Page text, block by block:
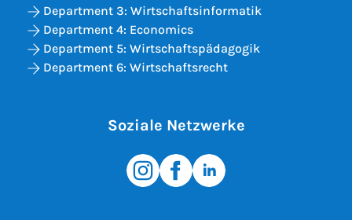
Department 3: Wirtschaftsinformatik
Department 4: Economics
Department 5: Wirtschaftspädagogik
Department 6: Wirtschaftsrecht
Soziale Netzwerke